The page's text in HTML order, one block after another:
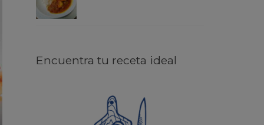
Encuentra tu receta ideal